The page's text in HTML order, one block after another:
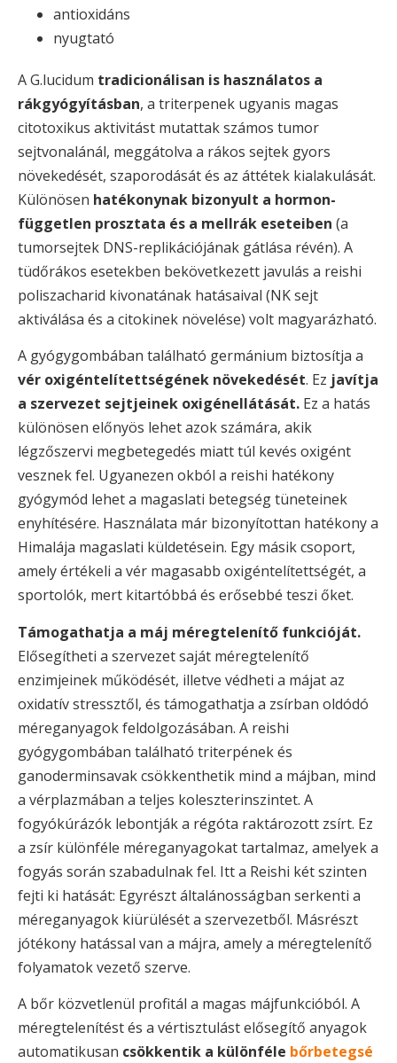
antioxidáns
nyugtató
A G.lucidum tradicionálisan is használatos a
rákgyógyításban, a triterpenek ugyanis magas
citotoxikus aktivitást mutattak számos tumor
sejtvonalánál, meggátolva a rákos sejtek gyors
növekedését, szaporodását és az áttétek kialakulását.
Különösen hatékonynak bizonyult a hormon-
független prosztata és a mellrák eseteiben (a
tumorsejtek DNS-replikációjának gátlása révén). A
tüdőrákos esetekben bekövetkezett javulás a reishi
poliszacharid kivonatának hatásaival (NK sejt
aktiválása és a citokinek növelése) volt magyarázható.
A gyógygombában található germánium biztosítja a
vér oxigéntelítettségének növekedését. Ez javítja
a szervezet sejtjeinek oxigénellátását. Ez a hatás
különösen előnyös lehet azok számára, akik
légzőszervi megbetegedés miatt túl kevés oxigént
vesznek fel. Ugyanezen okból a reishi hatékony
gyógymód lehet a magaslati betegség tüneteinek
enyhítésére. Használata már bizonyítottan hatékony a
Himalája magaslati küldetésein. Egy másik csoport,
amely értékeli a vér magasabb oxigéntelítettségét, a
sportolók, mert kitartóbbá és erősebbé teszi őket.
Támogathatja a máj méregtelenítő funkcióját.
Elősegítheti a szervezet saját méregtelenítő
enzimjeinek működését, illetve védheti a májat az
oxidatív stressztől, és támogathatja a zsírban oldódó
méreganyagok feldolgozásában. A reishi
gyógygombában található triterpének és
ganoderminsavak csökkenthetik mind a májban, mind
a vérplazmában a teljes koleszterinszintet. A
fogyókúrázók lebontják a régóta raktározott zsírt. Ez
a zsír különféle méreganyagokat tartalmaz, amelyek a
fogyás során szabadulnak fel. Itt a Reishi két szinten
fejti ki hatását: Egyrészt általánosságban serkenti a
méreganyagok kiürülését a szervezetből. Másrészt
jótékony hatással van a májra, amely a méregtelenítő
folyamatok vezető szerve.
A bőr közvetlenül profitál a magas májfunkcióból. A
méregtelenítést és a vértisztulást elősegítő anyagok
automatikusan csökkentik a különféle bőrbetegsé